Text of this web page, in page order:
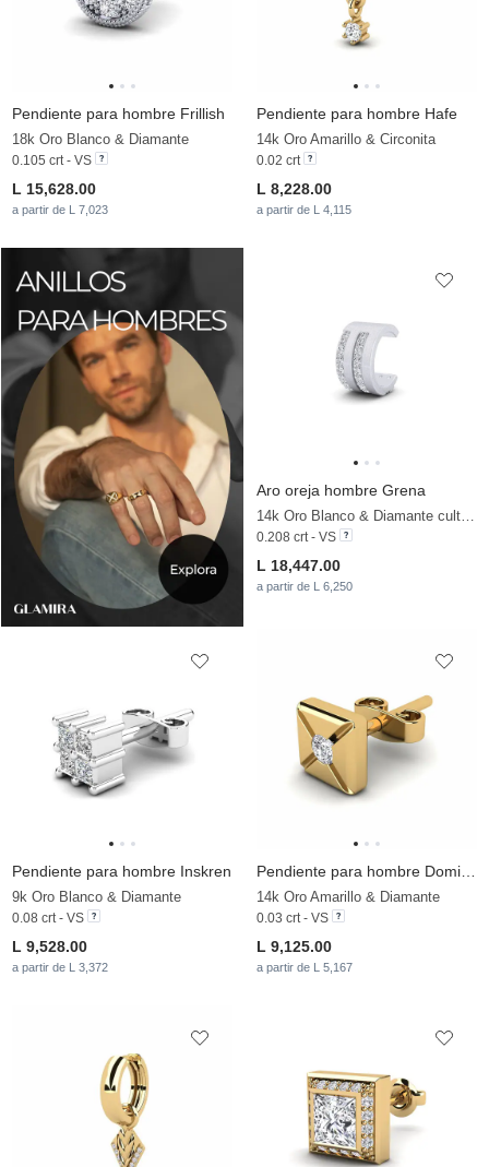
Pendiente para hombre Frillish
18k Oro Blanco & Diamante
0.105 crt - VS
L 15,628.00
a partir de L 7,023
Pendiente para hombre Hafe
14k Oro Amarillo & Circonita
0.02 crt
L 8,228.00
a partir de L 4,115
Aro oreja hombre Grena
14k Oro Blanco & Diamante cultivado en laboratorio
0.208 crt - VS
L 18,447.00
a partir de L 6,250
Pendiente para hombre Inskren
9k Oro Blanco & Diamante
0.08 crt - VS
L 9,528.00
a partir de L 3,372
Pendiente para hombre Domitus
14k Oro Amarillo & Diamante
0.03 crt - VS
L 9,125.00
a partir de L 5,167